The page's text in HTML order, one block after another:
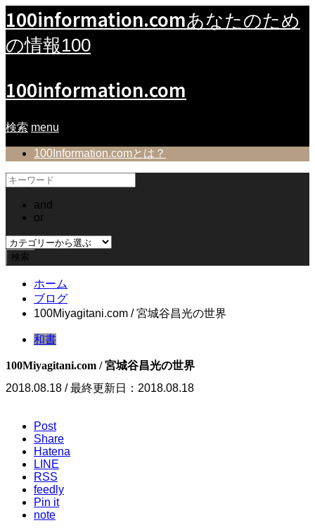
100information.comあなたのため
の情報100
100information.com
検索 menu
100Information.comとは？
and
or
ホーム
ブログ
100Miyagitani.com / 宮城谷昌光の世界
和書
100Miyagitani.com / 宮城谷昌光の世界
2018.08.18 / 最終更新日：2018.08.18
Post
Share
Hatena
LINE
RSS
feedly
Pin it
note